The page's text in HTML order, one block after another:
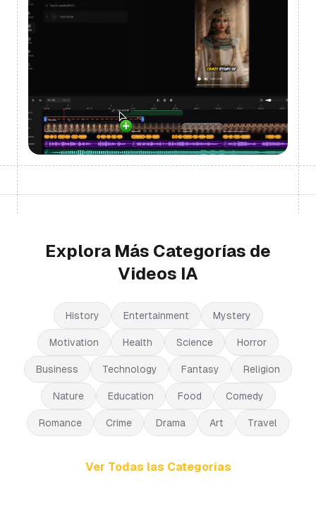
Explora Más Categorías de
Videos IA
History Entertainment Mystery
Motivation Health Science Horror
Business Technology Fantasy Religion
Nature Education Food Comedy
Romance Crime Drama Art Travel
Ver Todas las Categorías